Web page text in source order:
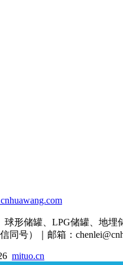
球形储罐、LPG储罐、地
同号）｜邮箱：
mituo.cn